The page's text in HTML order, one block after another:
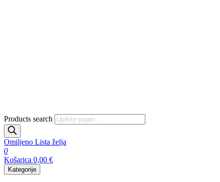
Products search
Omiljeno Lista želja
0
Košarica 0,00 €
Kategorije